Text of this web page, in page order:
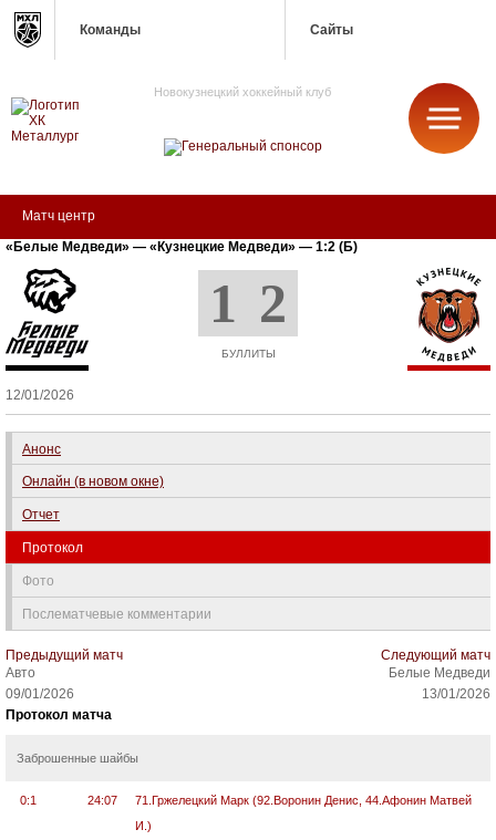
Команды Сайты
Новокузнецкий хоккейный клуб
Матч центр
«Белые Медведи» — «Кузнецкие Медведи» — 1:2 (Б)
1 2
БУЛЛИТЫ
12/01/2026
Анонс
Онлайн (в новом окне)
Отчет
Протокол
Фото
Послематчевые комментарии
Предыдущий матч
Авто
09/01/2026
Следующий матч
Белые Медведи
13/01/2026
Протокол матча
Заброшенные шайбы
0:1 24:07
71.Гржелецкий Марк (92.Воронин Денис, 44.Афонин Матвей
И.)